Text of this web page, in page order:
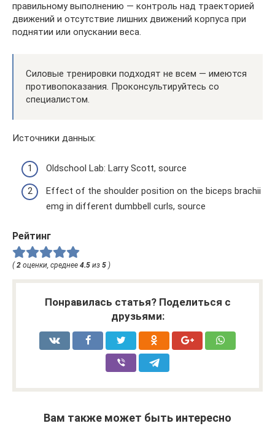
правильному выполнению — контроль над траекторией
движений и отсутствие лишних движений корпуса при
поднятии или опускании веса.
Силовые тренировки подходят не всем — имеются
противопоказания. Проконсультируйтесь со
специалистом.
Источники данных:
Oldschool Lab: Larry Scott, source
Effect of the shoulder position on the biceps brachii
emg in different dumbbell curls, source
Рейтинг
(2 оценки, среднее 4.5 из 5 )
Понравилась статья? Поделиться с
друзьями:
Вам также может быть интересно